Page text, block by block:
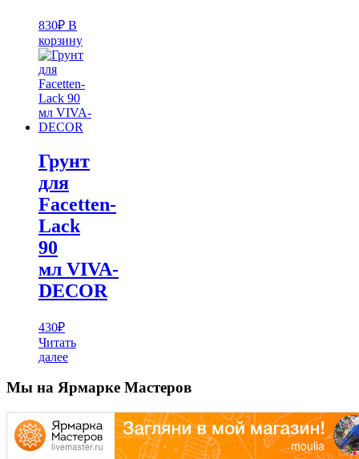
830₽ В
корзину
Грунт
для
Facetten-
Lack
90
мл VIVA-
DECOR
430₽
Читать
далее
Мы на Ярмарке Мастеров